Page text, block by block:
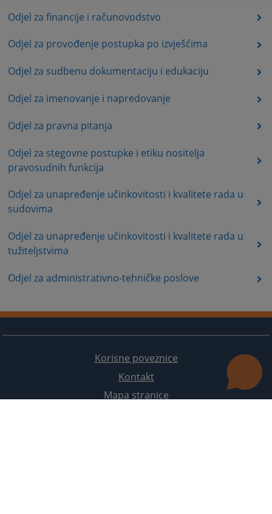
Odjel za financije i računovodstvo
Odjel za provođenje postupka po izvješćima
Odjel za sudbenu dokumentaciju i edukaciju
Odjel za imenovanje i napredovanje
Odjel za pravna pitanja
Odjel za stegovne postupke i etiku nositelja
pravosudnih funkcija
Odjel za unapređenje učinkovitosti i kvalitete rada u
sudovima
Odjel za unapređenje učinkovitosti i kvalitete rada u
tužiteljstvima
Odjel za administrativno-tehničke poslove
Korisne poveznice
Kontakt
Mapa stranice